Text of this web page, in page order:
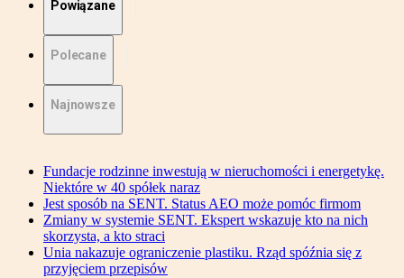
Powiązane
Polecane
Najnowsze
Fundacje rodzinne inwestują w nieruchomości i energetykę.
Niektóre w 40 spółek naraz
Jest sposób na SENT. Status AEO może pomóc firmom
Zmiany w systemie SENT. Ekspert wskazuje kto na nich
skorzysta, a kto straci
Unia nakazuje ograniczenie plastiku. Rząd spóźnia się z
przyjęciem przepisów